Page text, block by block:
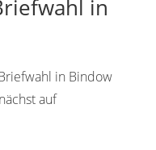
in
in Bindow
auf